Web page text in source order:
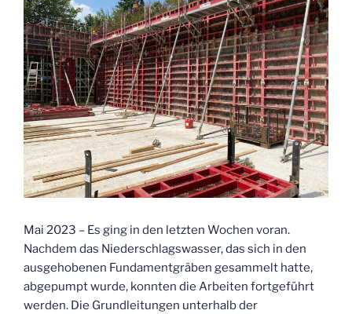
Mai 2023 – Es ging in den letzten Wochen voran.
Nachdem das Niederschlagswasser, das sich in den
ausgehobenen Fundamentgräben gesammelt hatte,
abgepumpt wurde, konnten die Arbeiten fortgeführt
werden. Die Grundleitungen unterhalb der